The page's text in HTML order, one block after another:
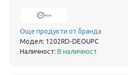
Още продукти от бранда
Модел: 1202RD-DEOUPC
Наличност: В наличност